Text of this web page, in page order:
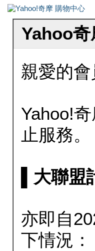
Yahoo奇
親愛的會
Yahoo!
止服務。
▌大聯
亦即自
下情況：